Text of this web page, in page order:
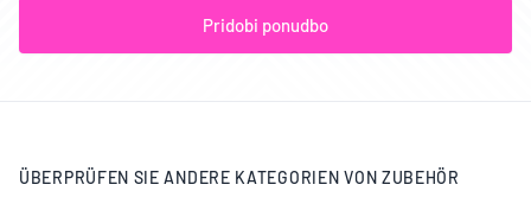
Pridobi ponudbo
ÜBERPRÜFEN SIE ANDERE KATEGORIEN VON ZUBEHÖR